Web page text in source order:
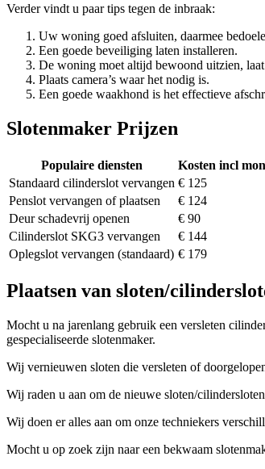
Verder vindt u paar tips tegen de inbraak:
Uw woning goed afsluiten, daarmee
Een goede beveiliging laten installeren.
De woning moet altijd bewoond uitzien,
Plaats camera’s waar het nodig is.
Een goede waakhond is het effectieve
Slotenmaker Prijzen
Populaire diensten
Kosten incl
Standaard cilinderslot vervangen € 125
Penslot vervangen of plaatsen
€ 124
Deur schadevrij openen
€ 90
Cilinderslot SKG3 vervangen
€ 144
Oplegslot vervangen (standaard) € 179
Plaatsen van sloten/
Mocht u na jarenlang gebruik een versleten
gespecialiseerde slotenmaker.
Wij vernieuwen sloten die versleten of
Wij raden u aan om de nieuwe sloten/
Wij doen er alles aan om onze techniekers
Mocht u op zoek zijn naar een bekwaam